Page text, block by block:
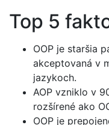
Top 5
OOP je staršia
akceptovaná v
jazykoch.
AOP vzniklo v
rozšírené ako
OOP je